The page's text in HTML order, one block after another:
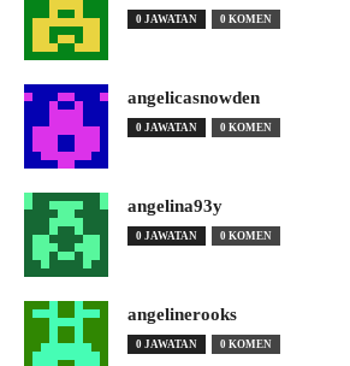
0 JAWATAN 0 KOMEN
angelicasnowden
0 JAWATAN 0 KOMEN
angelina93y
0 JAWATAN 0 KOMEN
angelinerooks
0 JAWATAN 0 KOMEN